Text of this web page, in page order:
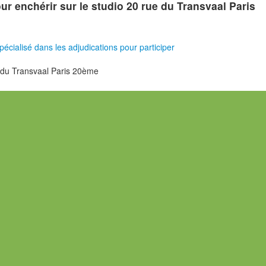
enchérir sur le studio 20 rue du Transvaal Paris
dans les adjudications pour participer
Transvaal Paris 20ème